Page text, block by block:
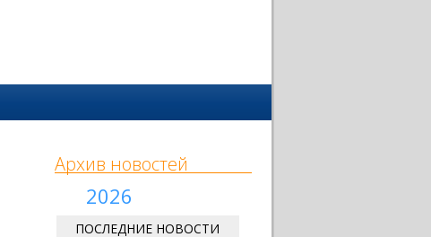
Архив новостей
2026
ПОСЛЕДНИЕ НОВОСТИ